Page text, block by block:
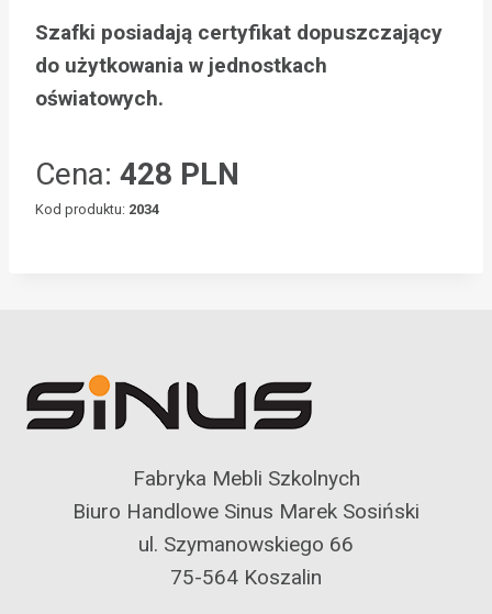
Szafki posiadają certyfikat dopuszczający
do użytkowania w jednostkach
oświatowych.
Cena: 428 PLN
Kod produktu: 2034
Fabryka Mebli Szkolnych
Biuro Handlowe Sinus Marek Sosiński
ul. Szymanowskiego 66
75-564 Koszalin